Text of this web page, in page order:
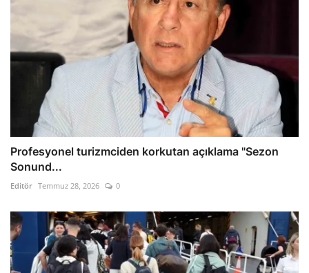
Profesyonel turizmciden korkutan açıklama "Sezon
Sonund...
Editör Temmuz 28, 2026 0